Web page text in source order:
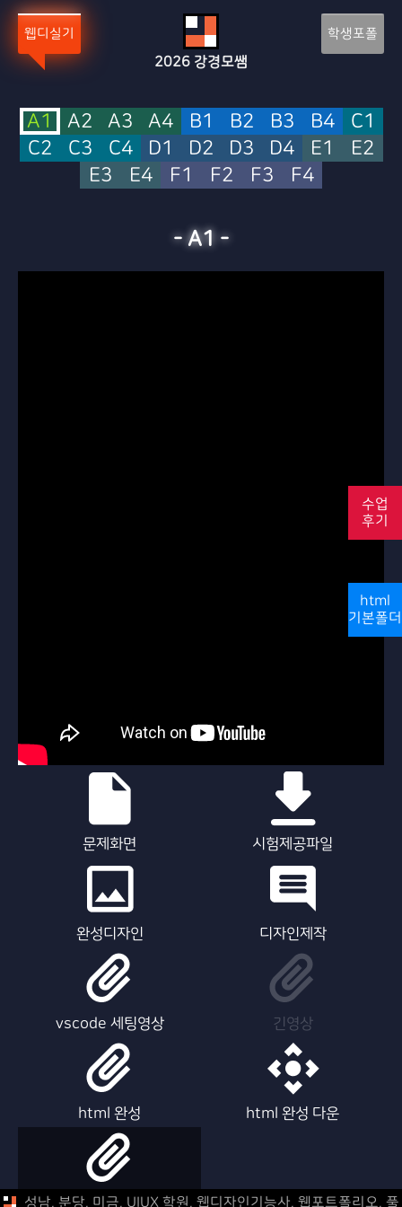
웹디실기 학생포폴
2026 강경모쌤
A1 A2 A3 A4 B1 B2 B3 B4
C1
C2
C3 C4 D1 D2 D3 D4 E1
E2
E3
E4 F1 F2 F3 F4
-A1 -
문제화면 시험제공파일
완성디자인 디자인제작
vscode 세팅영상 긴영상
html 완성 html 완성 다운
html 제작영상
수업
후기
html
기본폴더
성남, 분당, 미금, UIUX 학원, 웹디자인기능사, 웹포트폴리오, 풀